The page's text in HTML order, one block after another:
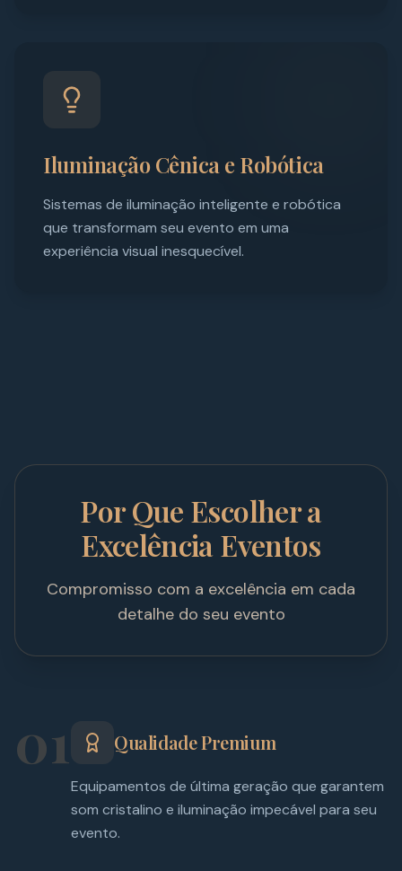
Iluminação Cênica e Robótica
Sistemas de iluminação inteligente e robótica
que transformam seu evento em uma
experiência visual inesquecível.
Por Que Escolher a
Excelência Eventos
Compromisso com a excelência em cada
detalhe do seu evento
01 Qualidade Premium
Equipamentos de última geração que garantem
som cristalino e iluminação impecável para seu
evento.